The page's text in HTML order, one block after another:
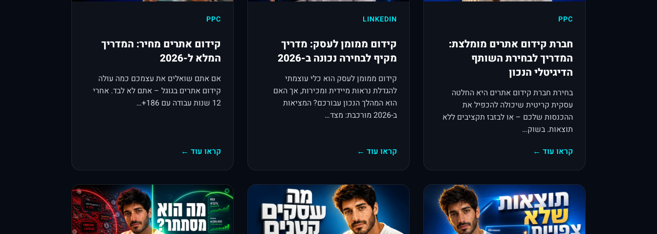
PPC
חברת קידום אתרים מומלצת:
המדריך לבחירת השותף
הדיגיטלי הנכון
בחירת חברת קידום אתרים היא החלטה
עסקית קריטית שיכולה להכפיל את
ההכנסות שלכם – או לבזבז תקציבים ללא
תוצאות. בשוק…
קראו עוד ←
LINKEDIN
קידום ממומן לעסק: מדריך
מקיף לבחירה נכונה ב-2026
קידום ממומן לעסק הוא כלי עוצמתי
להגדלת נראות מיידית ומכירות, אך האם
הוא המהלך הנכון עבורכם? המציאות
ב-2026 מורכבת: מצד…
קראו עוד ←
PPC
קידום אתרים מחיר: המדריך
המלא ל-2026
אם אתם שואלים את עצמכם כמה עולה
קידום אתרים בגוגל – אתם לא לבד. אחרי
12 שנות עבודה עם 186+…
קראו עוד ←